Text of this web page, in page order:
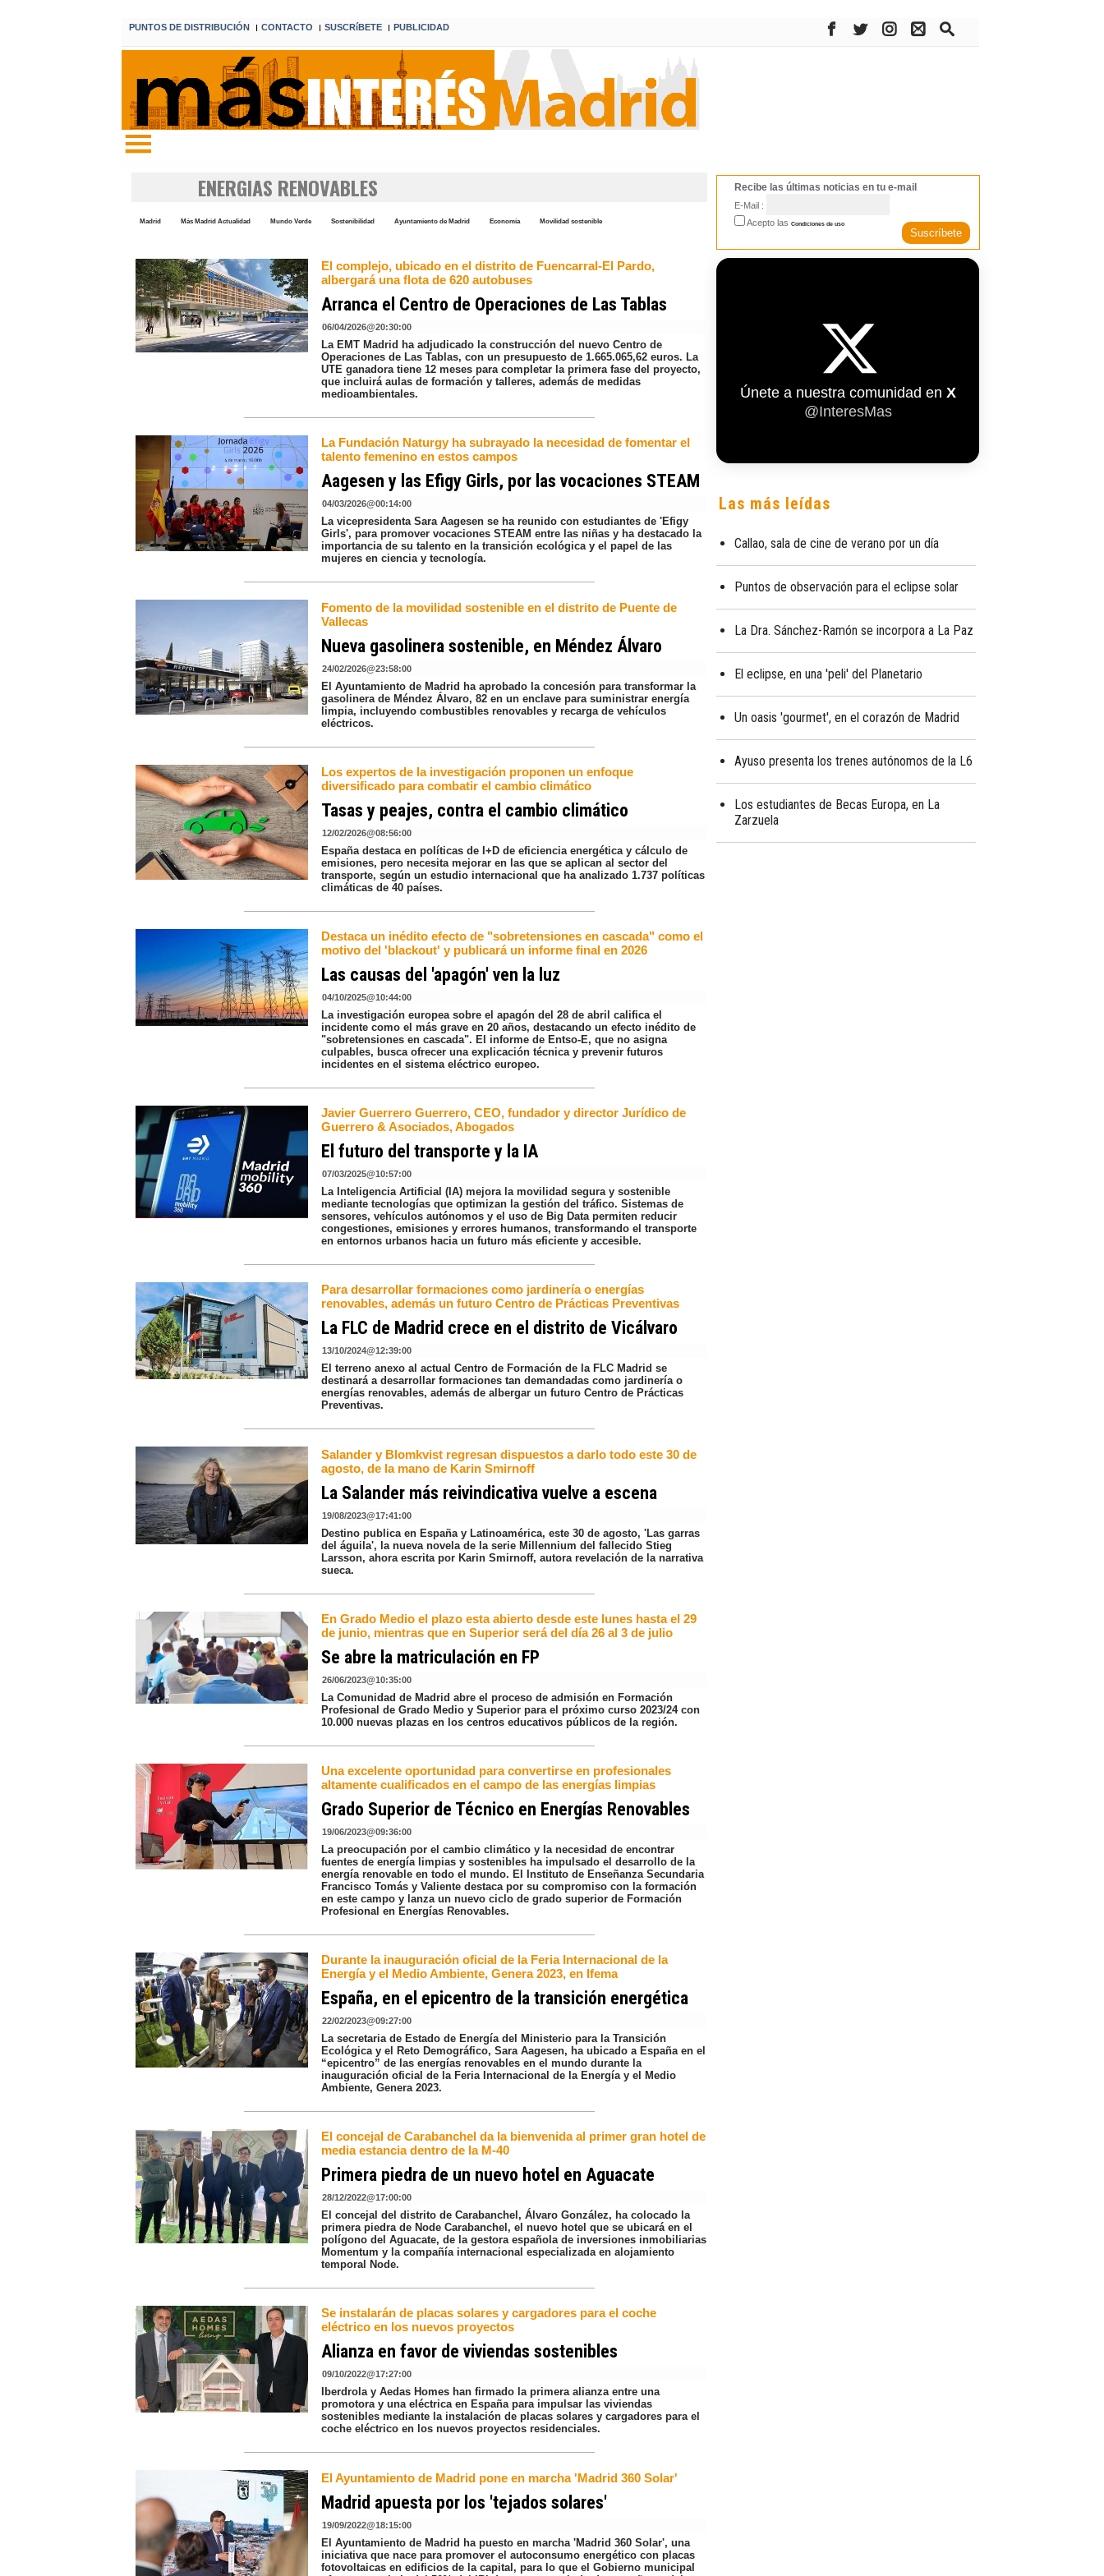
PUNTOS DE DISTRIBUCIÓN I CONTACTO I SUSCRíBETE I PUBLICIDAD
ENERGIAS RENOVABLES
Madrid Más Madrid Actualidad Mundo Verde Sostenibilidad Ayuntamiento de Madrid Economía Movilidad sostenible
El complejo, ubicado en el distrito de Fuencarral-El Pardo,
albergará una flota de 620 autobuses
Arranca el Centro de Operaciones de Las Tablas
06/04/2026@20:30:00
La EMT Madrid ha adjudicado la construcción del nuevo Centro de
Operaciones de Las Tablas, con un presupuesto de 1.665.065,62 euros. La
UTE ganadora tiene 12 meses para completar la primera fase del proyecto,
que incluirá aulas de formación y talleres, además de medidas
medioambientales.
La Fundación Naturgy ha subrayado la necesidad de fomentar el
talento femenino en estos campos
Aagesen y las Efigy Girls, por las vocaciones STEAM
04/03/2026@00:14:00
La vicepresidenta Sara Aagesen se ha reunido con estudiantes de 'Efigy
Girls', para promover vocaciones STEAM entre las niñas y ha destacado la
importancia de su talento en la transición ecológica y el papel de las
mujeres en ciencia y tecnología.
Fomento de la movilidad sostenible en el distrito de Puente de
Vallecas
Nueva gasolinera sostenible, en Méndez Álvaro
24/02/2026@23:58:00
El Ayuntamiento de Madrid ha aprobado la concesión para transformar la
gasolinera de Méndez Álvaro, 82 en un enclave para suministrar energía
limpia, incluyendo combustibles renovables y recarga de vehículos
eléctricos.
Los expertos de la investigación proponen un enfoque
diversificado para combatir el cambio climático
Tasas y peajes, contra el cambio climático
12/02/2026@08:56:00
España destaca en políticas de I+D de eficiencia energética y cálculo de
emisiones, pero necesita mejorar en las que se aplican al sector del
transporte, según un estudio internacional que ha analizado 1.737 políticas
climáticas de 40 países.
Destaca un inédito efecto de "sobretensiones en cascada" como el
motivo del 'blackout' y publicará un informe final en 2026
Las causas del 'apagón' ven la luz
04/10/2025@10:44:00
La investigación europea sobre el apagón del 28 de abril califica el
incidente como el más grave en 20 años, destacando un efecto inédito de
"sobretensiones en cascada". El informe de Entso-E, que no asigna
culpables, busca ofrecer una explicación técnica y prevenir futuros
incidentes en el sistema eléctrico europeo.
Javier Guerrero Guerrero, CEO, fundador y director Jurídico de
Guerrero & Asociados, Abogados
El futuro del transporte y la IA
07/03/2025@10:57:00
La Inteligencia Artificial (IA) mejora la movilidad segura y sostenible
mediante tecnologías que optimizan la gestión del tráfico. Sistemas de
sensores, vehículos autónomos y el uso de Big Data permiten reducir
congestiones, emisiones y errores humanos, transformando el transporte
en entornos urbanos hacia un futuro más eficiente y accesible.
Para desarrollar formaciones como jardinería o energías
renovables, además un futuro Centro de Prácticas Preventivas
La FLC de Madrid crece en el distrito de Vicálvaro
13/10/2024@12:39:00
El terreno anexo al actual Centro de Formación de la FLC Madrid se
destinará a desarrollar formaciones tan demandadas como jardinería o
energías renovables, además de albergar un futuro Centro de Prácticas
Preventivas.
Salander y Blomkvist regresan dispuestos a darlo todo este 30 de
agosto, de la mano de Karin Smirnoff
La Salander más reivindicativa vuelve a escena
19/08/2023@17:41:00
Destino publica en España y Latinoamérica, este 30 de agosto, 'Las garras
del águila', la nueva novela de la serie Millennium del fallecido Stieg
Larsson, ahora escrita por Karin Smirnoff, autora revelación de la narrativa
sueca.
En Grado Medio el plazo esta abierto desde este lunes hasta el 29
de junio, mientras que en Superior será del día 26 al 3 de julio
Se abre la matriculación en FP
26/06/2023@10:35:00
La Comunidad de Madrid abre el proceso de admisión en Formación
Profesional de Grado Medio y Superior para el próximo curso 2023/24 con
10.000 nuevas plazas en los centros educativos públicos de la región.
Una excelente oportunidad para convertirse en profesionales
altamente cualificados en el campo de las energías limpias
Grado Superior de Técnico en Energías Renovables
19/06/2023@09:36:00
La preocupación por el cambio climático y la necesidad de encontrar
fuentes de energía limpias y sostenibles ha impulsado el desarrollo de la
energía renovable en todo el mundo. El Instituto de Enseñanza Secundaria
Francisco Tomás y Valiente destaca por su compromiso con la formación
en este campo y lanza un nuevo ciclo de grado superior de Formación
Profesional en Energías Renovables.
Durante la inauguración oficial de la Feria Internacional de la
Energía y el Medio Ambiente, Genera 2023, en Ifema
España, en el epicentro de la transición energética
22/02/2023@09:27:00
La secretaria de Estado de Energía del Ministerio para la Transición
Ecológica y el Reto Demográfico, Sara Aagesen, ha ubicado a España en el
“epicentro” de las energías renovables en el mundo durante la
inauguración oficial de la Feria Internacional de la Energía y el Medio
Ambiente, Genera 2023.
El concejal de Carabanchel da la bienvenida al primer gran hotel de
media estancia dentro de la M-40
Primera piedra de un nuevo hotel en Aguacate
28/12/2022@17:00:00
El concejal del distrito de Carabanchel, Álvaro González, ha colocado la
primera piedra de Node Carabanchel, el nuevo hotel que se ubicará en el
polígono del Aguacate, de la gestora española de inversiones inmobiliarias
Momentum y la compañía internacional especializada en alojamiento
temporal Node.
Se instalarán de placas solares y cargadores para el coche
eléctrico en los nuevos proyectos
Alianza en favor de viviendas sostenibles
09/10/2022@17:27:00
Iberdrola y Aedas Homes han firmado la primera alianza entre una
promotora y una eléctrica en España para impulsar las viviendas
sostenibles mediante la instalación de placas solares y cargadores para el
coche eléctrico en los nuevos proyectos residenciales.
El Ayuntamiento de Madrid pone en marcha 'Madrid 360 Solar'
Madrid apuesta por los 'tejados solares'
19/09/2022@18:15:00
El Ayuntamiento de Madrid ha puesto en marcha 'Madrid 360 Solar', una
iniciativa que nace para promover el autoconsumo energético con placas
fotovoltaicas en edificios de la capital, para lo que el Gobierno municipal
Recibe las últimas noticias en tu e-mail
E-Mail :
Acepto las Condiciones de uso
Únete a nuestra comunidad en X
@InteresMas
Las más leídas
Callao, sala de cine de verano por un día
Puntos de observación para el eclipse solar
La Dra. Sánchez-Ramón se incorpora a La Paz
El eclipse, en una 'peli' del Planetario
Un oasis 'gourmet', en el corazón de Madrid
Ayuso presenta los trenes autónomos de la L6
Los estudiantes de Becas Europa, en La
Zarzuela